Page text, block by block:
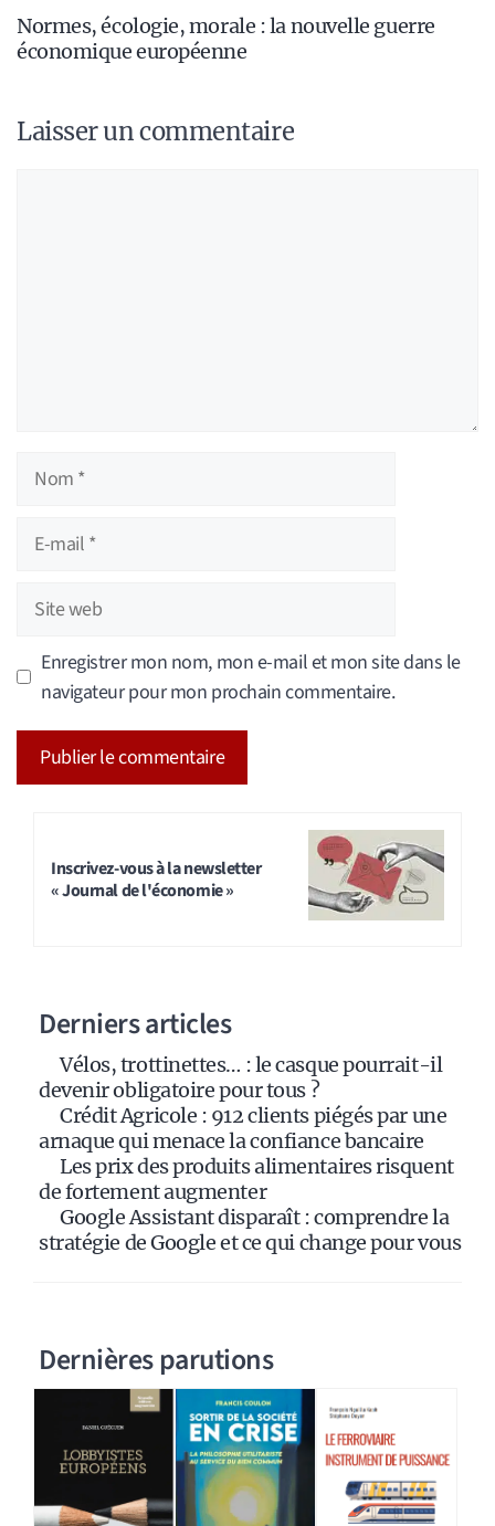
Normes, écologie, morale : la nouvelle guerre
économique européenne
Laisser un commentaire
Nom
Site
web
Enregistrer mon nom, mon e-mail et mon site dans le
navigateur pour mon prochain commentaire.
Inscrivez-vous à la newsletter
« Journal de l'économie »
Derniers articles
Vélos, trottinettes… : le casque pourrait-il
devenir obligatoire pour tous ?
Crédit Agricole : 912 clients piégés par une
arnaque qui menace la confiance bancaire
Les prix des produits alimentaires risquent
de fortement augmenter
Google Assistant disparaît : comprendre la
stratégie de Google et ce qui change pour vous
Dernières parutions